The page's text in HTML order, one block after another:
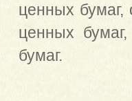
ценных
ценных
бумаг.